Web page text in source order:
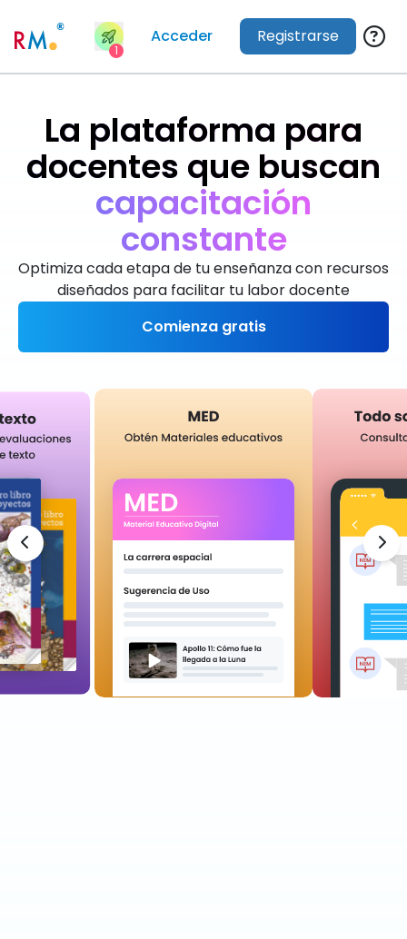
1
Acceder Registrarse
La plataforma para
docentes que buscan
mástiempo
Optimiza cada etapa de tu enseñanza con recursos
diseñados para facilitar tu labor docente
Comienza gratis